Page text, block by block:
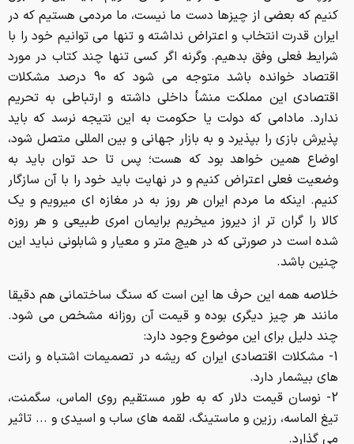
پذیرش بازی را بپذیرد و به بازار جهانی و بین المللی متصل شود،
اوضاع همین خواهد بود که هست؛ پس تا حد توان باید به
وضعیت فعلی اعتراض کنیم و در نهایت باید خود را با آن سازگار
کنیم. اینکه ما مردم ایران هر روز به در مغازه ای میرویم و یک
کالا را گران تر از دیروز میخریم برایمان امری طبیعی و هر روزه
شده است در صورتی که در هیچ متر و معیار و شابلونی نباید این
چنین باشد.
خلاصه همه این حرف ها این است که سنگ ساختمانی هم دقیقا
مانند هر چیز دیگری بوده و قیمت آن روزانه مشخص می شود.
چند دلیل برای این موضوع وجود دارد:
1- مشکلات اقتصادی ایران که ریشه در تصمیمات اشتباه و رانت
های بیشمار دارد.
2- نوسان قیمت دلار که به طور مستقیم روی الماس، سگمنت،
تیغ الماسه، رزین و ماستینگ، لقمه های ساب و اسیدی و ... تاثیر
می گذارد.
3- گران شدن سنگ خام که قیمت توسط معدن دار، هیئت دولت
و صنعت معدن مشخص می شود.
4- افزایش حقوق کارگری و اداره کار که روی استخراج و فرآوری
سنگ ساختمانی تاثیر می گذارد.
5- افزایش هزینه تعمیرات و تجهیزات ماشین آلات معدنی که
قیمت کوپ سنگ